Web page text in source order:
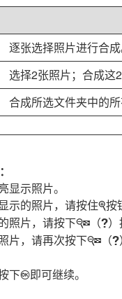
逐张选择照片进行合成
选择2张照片；合成这
合成所选文件夹中的所
显示照片。
示的照片，请按住X按
照片，请按下W （Q
片，请再次按下W （Q
下J即可继续。